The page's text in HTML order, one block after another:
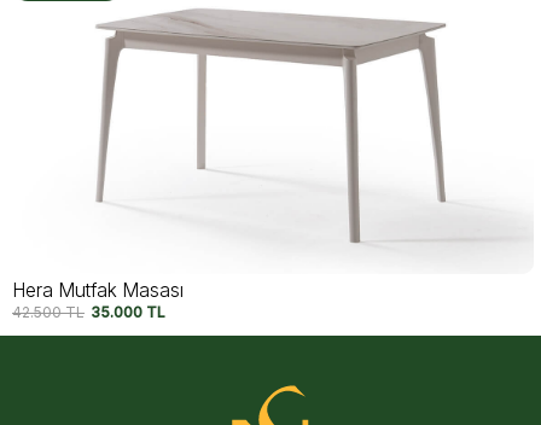
Lima Mutfak Masası
42.500TL 35.000